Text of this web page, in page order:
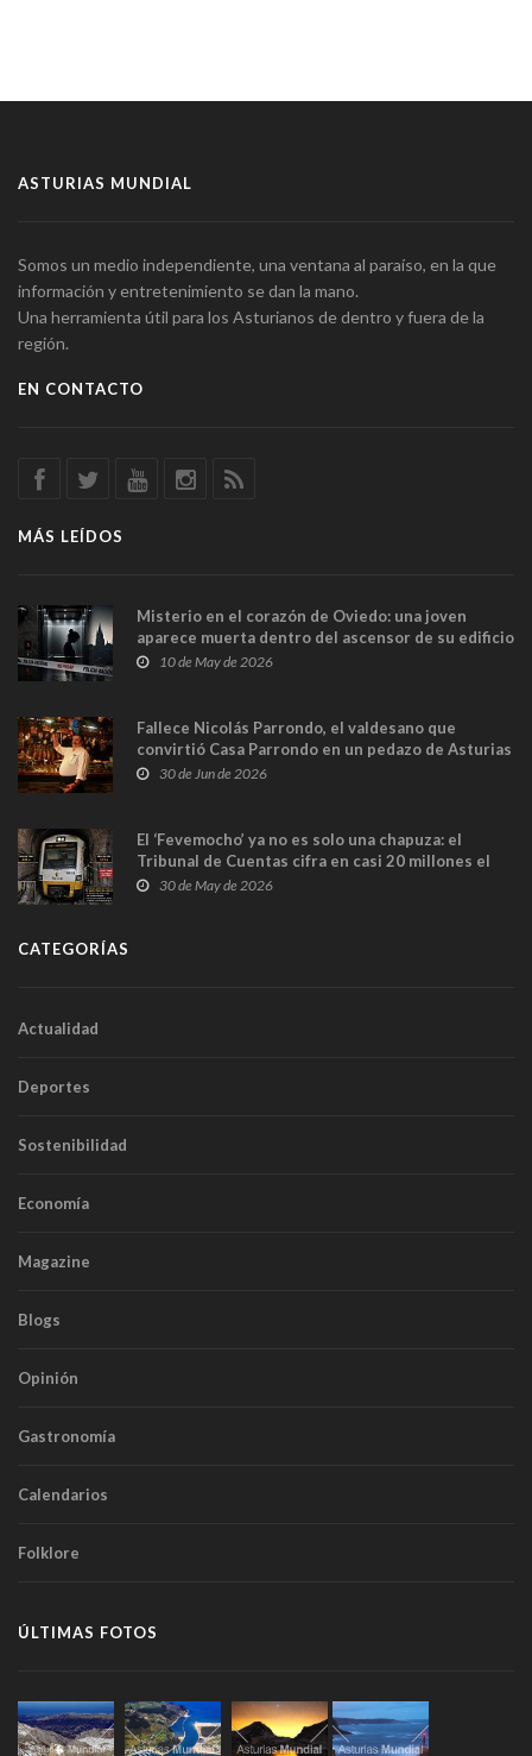
ASTURIAS MUNDIAL
Somos un medio independiente, una ventana al paraíso, en la que
información y entretenimiento se dan la mano.
Una herramienta útil para los Asturianos de dentro y fuera de la
región.
EN CONTACTO
MÁS LEÍDOS
Misterio en el corazón de Oviedo: una joven
aparece muerta dentro del ascensor de su edificio
y las cámaras captan sus últimos minutos
10 de May de 2026
Fallece Nicolás Parrondo, el valdesano que
convirtió Casa Parrondo en un pedazo de Asturias
en Madrid
30 de Jun de 2026
El ‘Fevemocho’ ya no es solo una chapuza: el
Tribunal de Cuentas cifra en casi 20 millones el
sobrecoste de los trenes que no cabían por los
30 de May de 2026
CATEGORÍAS
Actualidad
Deportes
Sostenibilidad
Economía
Magazine
Blogs
Opinión
Gastronomía
Calendarios
Folklore
ÚLTIMAS FOTOS